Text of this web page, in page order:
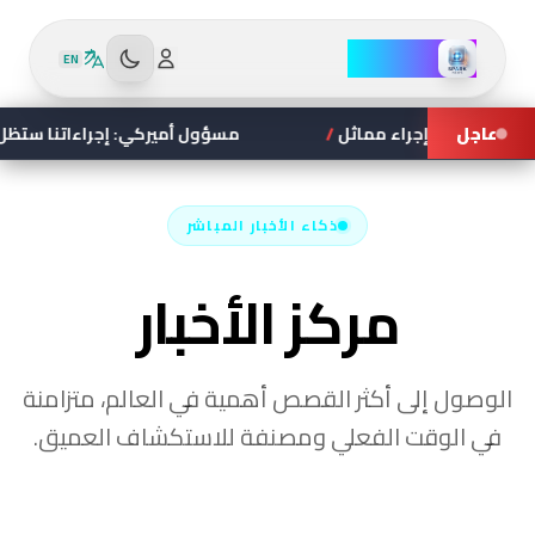
EN
المزيد
من
الخدمات
فاحص
الانحياز
تحدي
الحقائق
عاجل
رداً على إجراء مماثل/ مسؤول أميركي: إجراءاتنا ستظل
ذكاء الأخبار المباشر
مركز الأخبار
الوصول إلى أكثر القصص أهمية في العالم، متزامنة
في الوقت الفعلي ومصنفة للاستكشاف العميق.